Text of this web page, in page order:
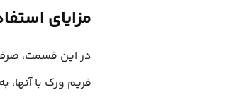
مزایای
در این قسمت، صرف
فریم ورک با آنها،